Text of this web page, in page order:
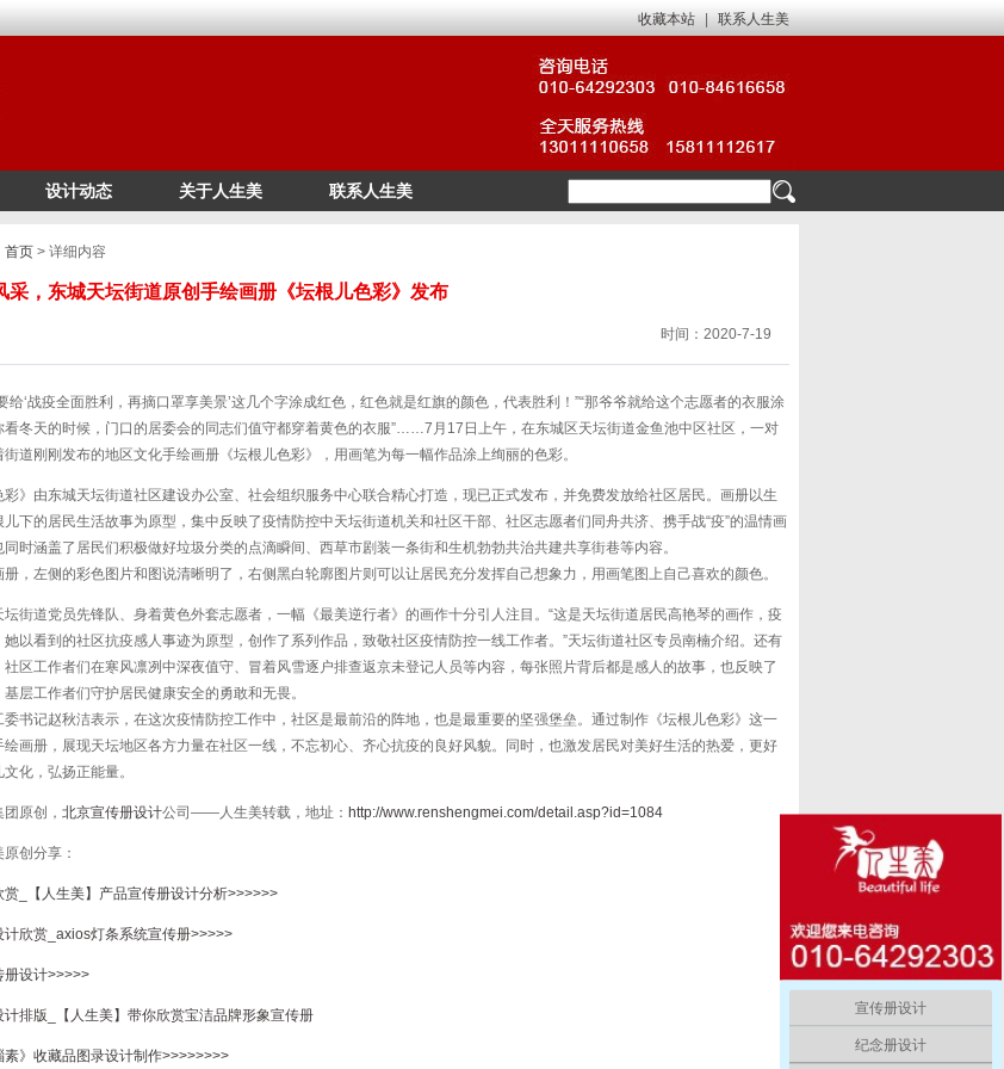
联系人生美
收藏本站
/* */
设计动态 关于人生美 联系人生美
首页 > 详细内容
采，东城天坛街道原创手绘画册《坛根儿色彩》发布
时间：2020-7-19
给‘战疫全面胜利，再摘口罩享美景’这几个字涂成红色，红色就是红旗的颜色，代表胜利！”“那爷爷就给这个志愿者的衣服涂
看冬天的时候，门口的居委会的同志们值守都穿着黄色的衣服”……7月17日上午，在东城区天坛街道金鱼池中区社区，一对
道刚刚发布的地区文化手绘画册《坛根儿色彩》，用画笔为每一幅作品涂上绚丽的色彩。
彩》由东城天坛街道社区建设办公室、社会组织服务中心联合精心打造，现已正式发布，并免费发放给社区居民。画册以生
儿下的居民生活故事为原型，集中反映了疫情防控中天坛街道机关和社区干部、社区志愿者们同舟共济、携手战“疫”的温情画
同时涵盖了居民们积极做好垃圾分类的点滴瞬间、西草市剧装一条街和生机勃勃共治共建共享街巷等内容。
册，左侧的彩色图片和图说清晰明了，右侧黑白轮廓图片则可以让居民充分发挥自己想象力，用画笔图上自己喜欢的颜色。
坛街道党员先锋队、身着黄色外套志愿者，一幅《最美逆行者》的画作十分引人注目。“这是天坛街道居民高艳琴的画作，疫
她以看到的社区抗疫感人事迹为原型，创作了系列作品，致敬社区疫情防控一线工作者。”天坛街道社区专员南楠介绍。还有
社区工作者们在寒风凛冽中深夜值守、冒着风雪逐户排查返京未登记人员等内容，每张照片背后都是感人的故事，也反映了
层工作者们守护居民健康安全的勇敢和无畏。
委书记赵秋洁表示，在这次疫情防控工作中，社区是最前沿的阵地，也是最重要的坚强堡垒。通过制作《坛根儿色彩》这一
绘画册，展现天坛地区各方力量在社区一线，不忘初心、齐心抗疫的良好风貌。同时，也激发居民对美好生活的热爱，更好
化，弘扬正能量。
原创， 北京宣传册设计公司——人生美转载，地址： http://www.renshengmei.com/detail.asp?id=1084
创分享：
赏_【人生美】产品宣传册设计分析>>>>>>
计欣赏_axios灯条系统宣传册>>>>>
册设计>>>>>
计排版_【人生美】带你欣赏宝洁品牌形象宣传册
素》收藏品图录设计制作>>>>>>>>
宣传册设计
纪念册设计